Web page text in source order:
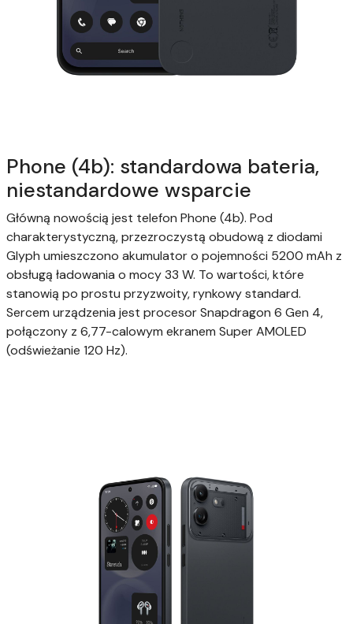
Phone (4b): standardowa bateria,
niestandardowe wsparcie
Główną nowością jest telefon Phone (4b). Pod
charakterystyczną, przezroczystą obudową z diodami
Glyph umieszczono akumulator o pojemności 5200 mAh z
obsługą ładowania o mocy 33 W. To wartości, które
stanowią po prostu przyzwoity, rynkowy standard.
Sercem urządzenia jest procesor Snapdragon 6 Gen 4,
połączony z 6,77-calowym ekranem Super AMOLED
(odświeżanie 120 Hz).